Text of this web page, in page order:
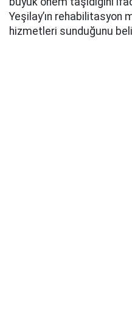
Yeşilay’ın rehabilitasyon
hizmetleri sunduğunu